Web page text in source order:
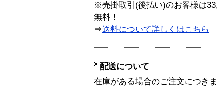
※売掛取引(後払い)のお客様は
無料！
⇒送料について詳しくはこちら
配送について
在庫がある場合のご注文につき